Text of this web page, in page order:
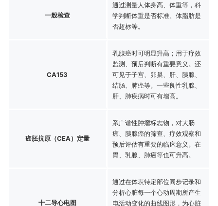
一般检查
通过测量人体身高、体重等，科
学判断体重是否标准、体脂肪是
否超标等。
CA153
乳腺癌时可明显升高；用于疗效
监测、预后判断有重要意义。还
可见于子宫、卵巢、肝、胰腺、
结肠、肺癌等。一些良性乳腺、
肝、肺疾病时可有增高。
癌胚抗原（CEA）定量
系广谱性肿瘤标志物，对大肠
癌、胰腺癌的筛查、疗效观察和
预后评估有重要的临床意义。在
胃、乳腺、肺癌等也可升高。
十二导心电图
通过在体表特定部位同步记录和
分析心脏每一个心动周期所产生
电活动变化的曲线图形，为心脏